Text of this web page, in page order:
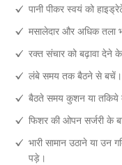
पानी पीकर स्वयं को
मसालेदार और अधिक तला
रक्त संचार को बढ़ावा देने
लंबे समय तक बैठने से बचें।
बैठते समय कुशन या तकिये
फिशर की ओपन सर्जरी के
भारी सामान उठाने या उन
पड़े।